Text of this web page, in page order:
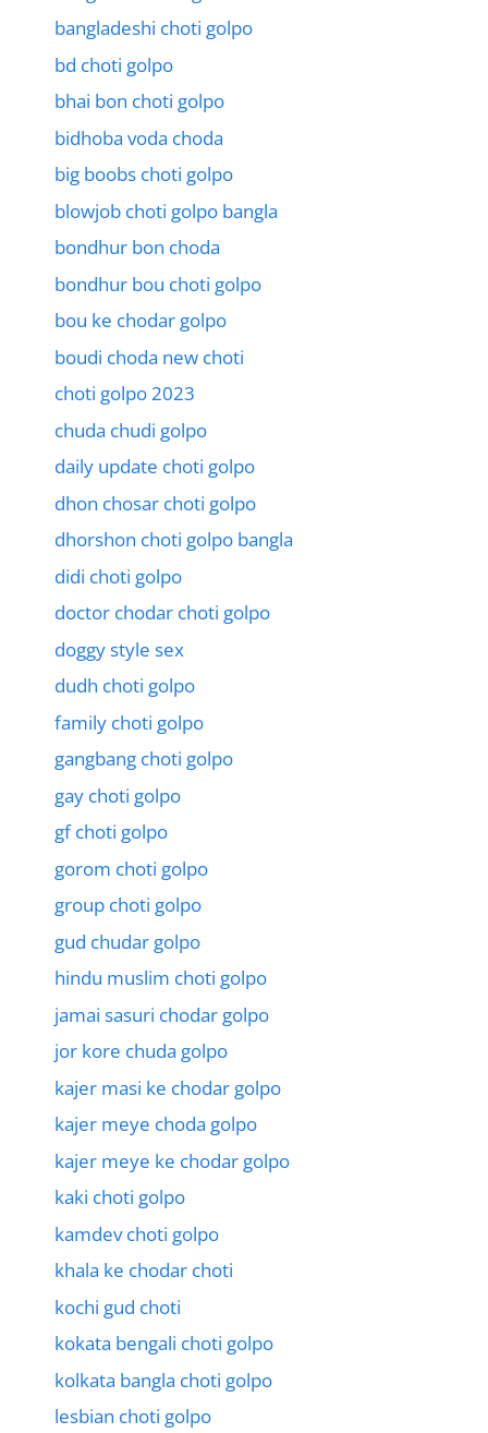
bangladeshi choti golpo
bd choti golpo
bhai bon choti golpo
bidhoba voda choda
big boobs choti golpo
blowjob choti golpo bangla
bondhur bon choda
bondhur bou choti golpo
bou ke chodar golpo
boudi choda new choti
choti golpo 2023
chuda chudi golpo
daily update choti golpo
dhon chosar choti golpo
dhorshon choti golpo bangla
didi choti golpo
doctor chodar choti golpo
doggy style sex
dudh choti golpo
family choti golpo
gangbang choti golpo
gay choti golpo
gf choti golpo
gorom choti golpo
group choti golpo
gud chudar golpo
hindu muslim choti golpo
jamai sasuri chodar golpo
jor kore chuda golpo
kajer masi ke chodar golpo
kajer meye choda golpo
kajer meye ke chodar golpo
kaki choti golpo
kamdev choti golpo
khala ke chodar choti
kochi gud choti
kokata bengali choti golpo
kolkata bangla choti golpo
lesbian choti golpo